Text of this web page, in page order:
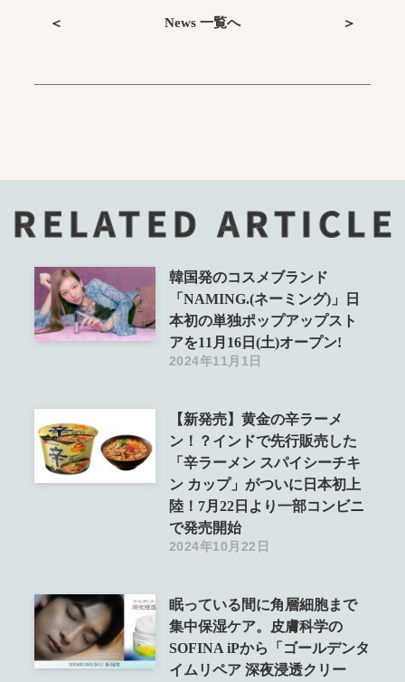
＜ News 一覧へ ＞
RELATED ARTICLE
韓国発のコスメブランド
「NAMING.(ネーミング)」日
本初の単独ポップアップスト
アを11月16日(土)オープン!
2024年11月1日
【新発売】黄金の辛ラーメ
ン！？インドで先行販売した
「辛ラーメン スパイシーチキ
ン カップ」がついに日本初上
陸！7月22日より一部コンビニ
で発売開始
2024年10月22日
眠っている間に角層細胞まで
集中保湿ケア。皮膚科学の
SOFINA iPから「ゴールデンタ
イムリペア 深夜浸透クリー